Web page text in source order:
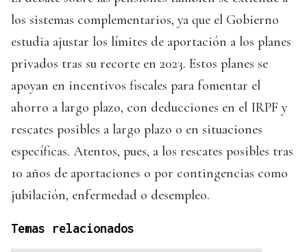
los sistemas complementarios, ya que el Gobierno
estudia ajustar los límites de aportación a los planes
privados tras su recorte en 2023. Estos planes se
apoyan en incentivos fiscales para fomentar el
ahorro a largo plazo, con deducciones en el IRPF y
rescates posibles a largo plazo o en situaciones
específicas. Atentos, pues, a los rescates posibles tras
10 años de aportaciones o por contingencias como
jubilación, enfermedad o desempleo.
Temas relacionados